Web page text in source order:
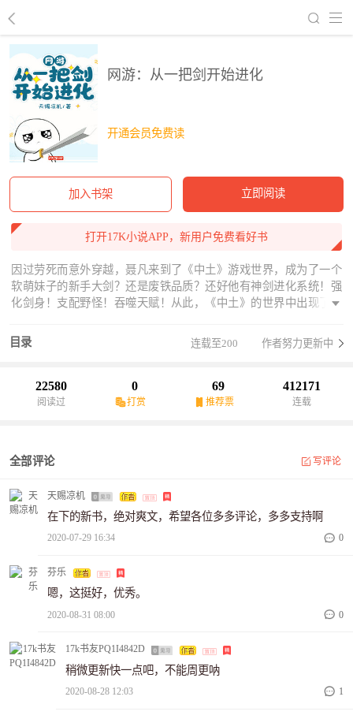
网游：从一把剑开始进化
开通会员免费读
加入书架 立即阅读
打开17K小说APP，新用户免费看好书
因过劳死而意外穿越，聂凡来到了《中土》游戏世界，成为了一个
软萌妹子的新手大剑？还是废铁品质？还好他有神剑进化系统！强
化剑身！支配野怪！吞噬天赋！从此，《中土》的世界中出现了一
秒了我呀！为什么骷髅帝王都要给她当小弟啊！”“女神，你从哪里得
到这样的神剑的啊？”氧气柠檬无知的摇摇头：“新手时期系统送的
目录 连载至200 作者努力更新中
22580
阅读过
0
打赏
69
推荐票
412171
连载
全部评论 写评论
天赐凉机
在下的新书，绝对爽文，希望各位多多评论，多多支持啊
2020-07-29 16:34 0
芬乐
嗯，这挺好，优秀。
2020-08-31 08:00 0
17k书友PQ1I4842D
稍微更新快一点吧，不能周更呐
2020-08-28 12:03 1